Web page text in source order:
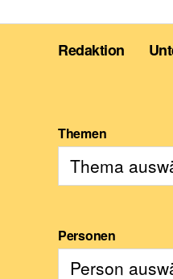
Redaktion
Themen
Personen